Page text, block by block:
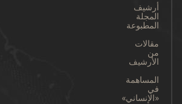
أرشيف
المجلة
المطبوعة
مقالات
من
الأرشيف
المساهمة
في
«الإنساني»